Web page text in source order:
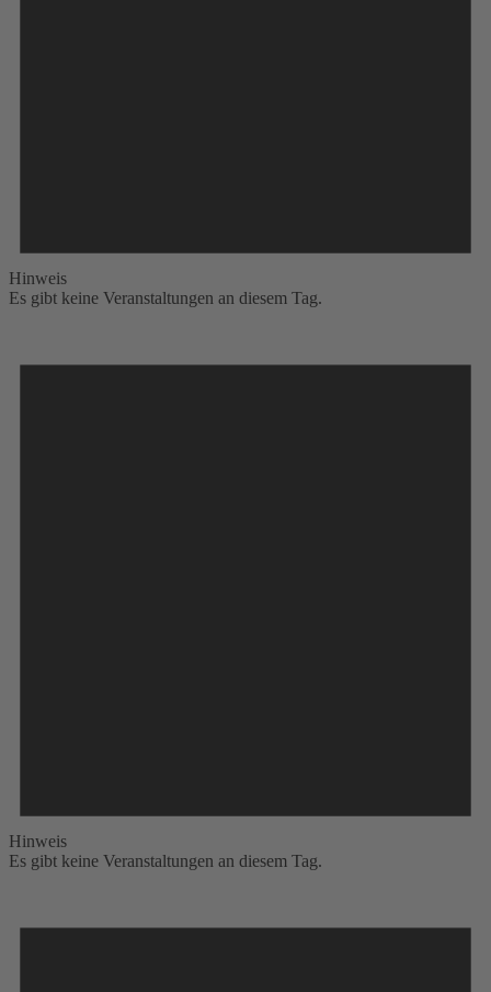
Hinweis
Es gibt keine Veranstaltungen an diesem Tag.
Hinweis
Es gibt keine Veranstaltungen an diesem Tag.